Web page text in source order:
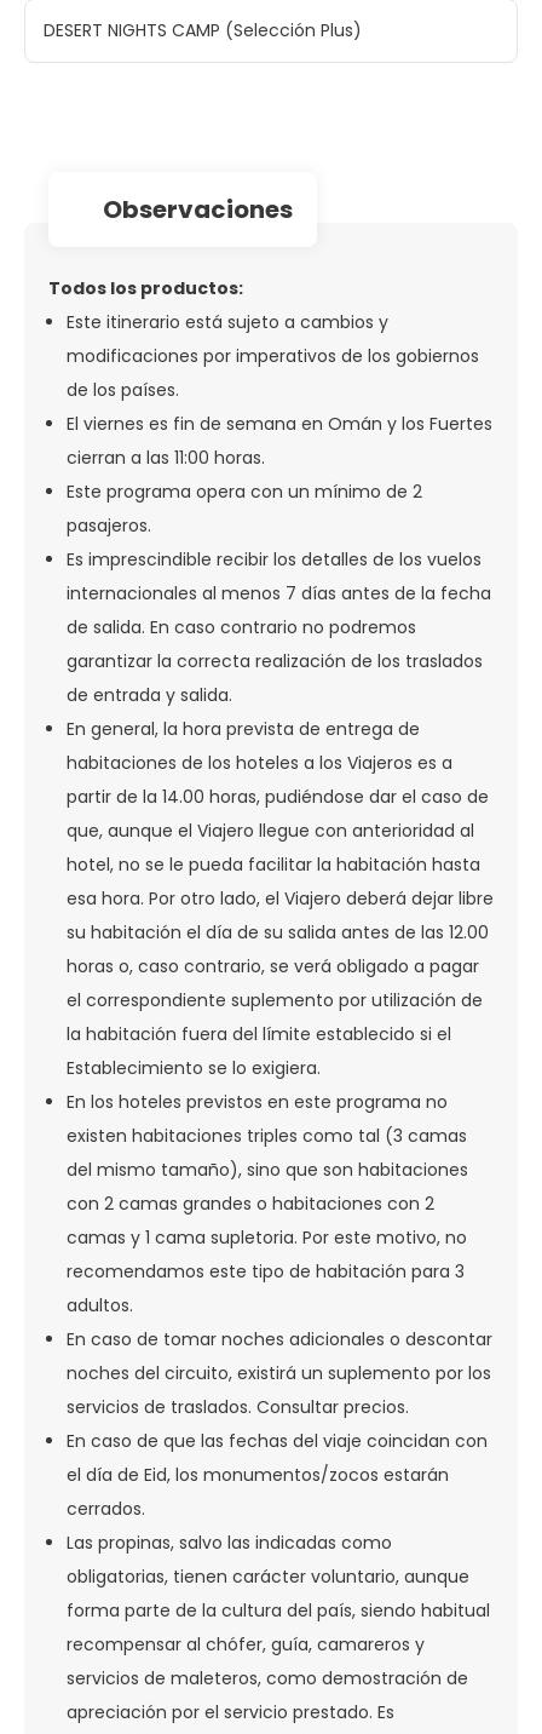
DESERT NIGHTS CAMP (Selección Plus)
observaciones
Todos los productos:
Este itinerario está sujeto a cambios y
modificaciones por imperativos de los gobiernos
de los países.
El viernes es fin de semana en Omán y los Fuertes
cierran a las 11:00 horas.
Este programa opera con un mínimo de 2
pasajeros.
Es imprescindible recibir los detalles de los vuelos
internacionales al menos 7 días antes de la fecha
de salida. En caso contrario no podremos
garantizar la correcta realización de los traslados
de entrada y salida.
En general, la hora prevista de entrega de
habitaciones de los hoteles a los Viajeros es a
partir de la 14.00 horas, pudiéndose dar el caso de
que, aunque el Viajero llegue con anterioridad al
hotel, no se le pueda facilitar la habitación hasta
esa hora. Por otro lado, el Viajero deberá dejar libre
su habitación el día de su salida antes de las 12.00
horas o, caso contrario, se verá obligado a pagar
el correspondiente suplemento por utilización de
la habitación fuera del límite establecido si el
Establecimiento se lo exigiera.
En los hoteles previstos en este programa no
existen habitaciones triples como tal (3 camas
del mismo tamaño), sino que son habitaciones
con 2 camas grandes o habitaciones con 2
camas y 1 cama supletoria. Por este motivo, no
recomendamos este tipo de habitación para 3
adultos.
En caso de tomar noches adicionales o descontar
noches del circuito, existirá un suplemento por los
servicios de traslados. Consultar precios.
En caso de que las fechas del viaje coincidan con
el día de Eid, los monumentos/zocos estarán
cerrados.
Las propinas, salvo las indicadas como
obligatorias, tienen carácter voluntario, aunque
forma parte de la cultura del país, siendo habitual
recompensar al chófer, guía, camareros y
servicios de maleteros, como demostración de
apreciación por el servicio prestado. Es